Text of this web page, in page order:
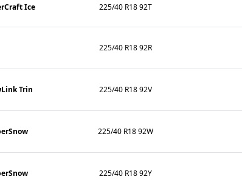
Ice 225/40 R18 92T
225/40 R18 92R
Trin 225/40 R18 92V
225/40 R18 92W
225/40 R18 92Y